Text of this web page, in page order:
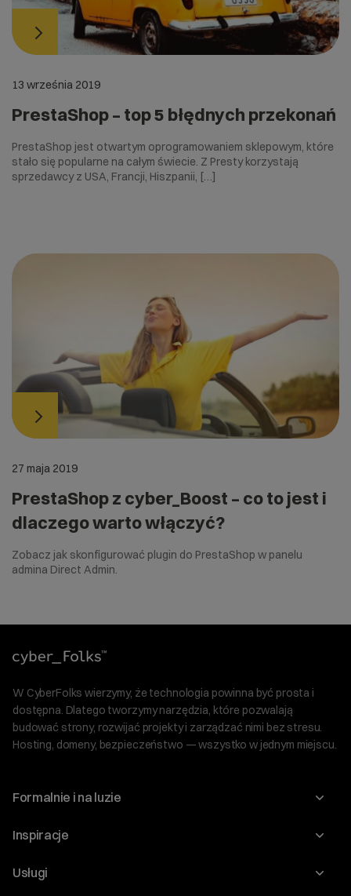
13 września 2019
PrestaShop – top 5 błędnych przekonań
PrestaShop jest otwartym oprogramowaniem sklepowym, które
stało się popularne na całym świecie. Z Presty korzystają
sprzedawcy z USA, Francji, Hiszpanii, […]
27 maja 2019
PrestaShop z cyber_Boost – co to jest i
dlaczego warto włączyć?
Zobacz jak skonfigurować plugin do PrestaShop w panelu
admina Direct Admin.
W CyberFolks wierzymy, że technologia powinna być prosta i
dostępna. Dlatego tworzymy narzędzia, które pozwalają
budować strony, rozwijać projekty i zarządzać nimi bez stresu.
Hosting, domeny, bezpieczeństwo — wszystko w jednym miejscu.
Formalnie i na luzie
O nas
Program Korzyści dla Inwestorów
Inspiracje
Blog
Usługi